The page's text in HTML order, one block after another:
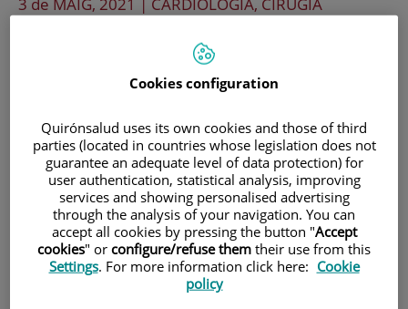
En marxa la sèrie de
webinars interactius:
Col·loquis en
Cardiologia
Es tracta de tres col·loquis dirigits a
professionals de la salut sobre temes
relacionats amb la cardiologia que
Cookies configuration
Quirónsalud uses its own cookies and those of third
parties (located in countries whose legislation does not
guarantee an adequate level of data protection) for
user authentication, statistical analysis, improving
services and showing personalised advertising
through the analysis of your navigation. You can
accept all cookies by pressing the button "Accept
cookies" or configure/refuse them their use from this
Settings. For more information click here: Cookie
policy